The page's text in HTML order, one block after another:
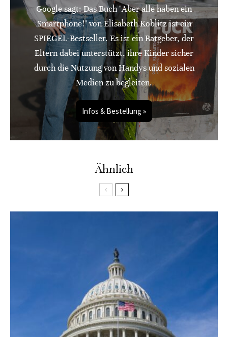
Google sagt: Das Buch "Aber alle haben ein
Smartphone!" von Elisabeth Koblitz ist ein
SPIEGEL-Bestseller. Es ist ein Ratgeber, der
Eltern dabei unterstützt, ihre Kinder sicher
durch die Nutzung von Handys und sozialen
Medien zu begleiten.
Infos & Bestellung »
Ähnlich